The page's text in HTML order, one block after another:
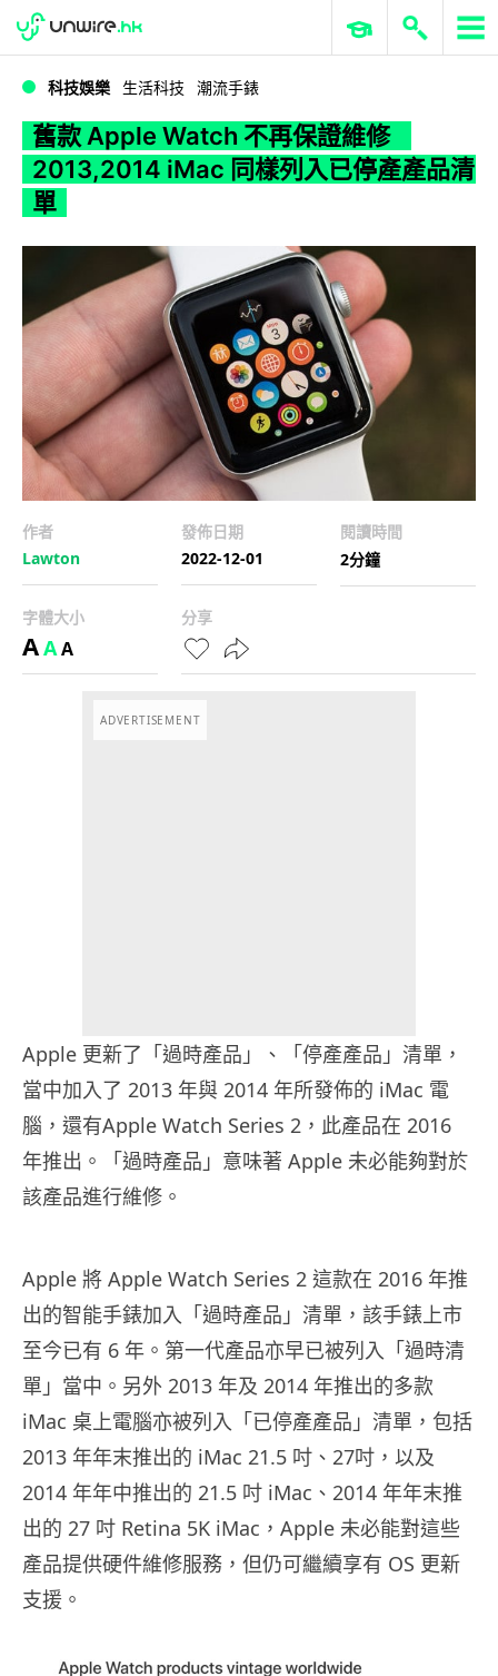
WWDC 2026 ERP 與商業 AI
科技娛樂 生活科技 潮流手錶
舊款 Apple Watch 不再保證維修
2013,2014 iMac 同樣列入已停產產品清
單
作者
Lawton
發佈日期
2022-12-01
閱讀時間
2分鐘
字體大小
AAA
分享
ADVERTISEMENT
Apple 更新了「過時產品」、「停產產品」清單，
當中加入了 2013 年與 2014 年所發佈的 iMac 電
腦，還有Apple Watch Series 2，此產品在 2016
年推出。「過時產品」意味著 Apple 未必能夠對於
該產品進行維修。
Apple 將 Apple Watch Series 2 這款在 2016 年推
出的智能手錶加入「過時產品」清單，該手錶上市
至今已有 6 年。第一代產品亦早已被列入「過時清
單」當中。另外 2013 年及 2014 年推出的多款
iMac 桌上電腦亦被列入「已停產產品」清單，包括
2013 年年末推出的 iMac 21.5 吋、27吋，以及
2014 年年中推出的 21.5 吋 iMac、2014 年年末推
出的 27 吋 Retina 5K iMac，Apple 未必能對這些
產品提供硬件維修服務，但仍可繼續享有 OS 更新
支援。